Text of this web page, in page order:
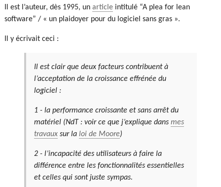
Il est l’auteur, dès 1995, un articleintitulé “A plea for lean
software” / « un plaidoyer pour du logiciel sans gras ».
Il y écrivait ceci :
Il est clair que deux facteurs contribuent à
l’acceptation de la croissance effrénée du
logiciel :
1 - la performance croissante et sans arrêt du
matériel (NdT : voir ce que j’explique dans mes
travauxsur la loi de Moore)
2 - l’incapacité des utilisateurs à faire la
différence entre les fonctionnalités essentielles
et celles qui sont juste sympas.